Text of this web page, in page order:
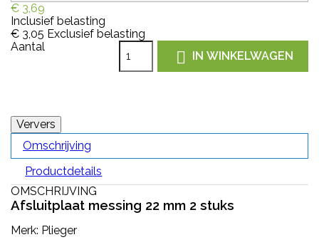
€ 3,69
Inclusief belasting
€ 3,05 Exclusief belasting
Aantal
 IN WINKELWAGEN
Omschrijving
Productdetails
OMSCHRIJVING
Afsluitplaat messing 22 mm 2 stuks
Merk: Plieger